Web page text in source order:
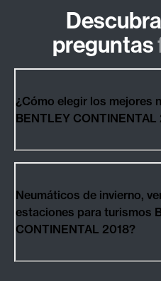
preguntas
¿Cómo elegir los mejores
BENTLEY CONTINENTAL
Neumáticos de invierno,
estaciones para turismos
CONTINENTAL 2018?